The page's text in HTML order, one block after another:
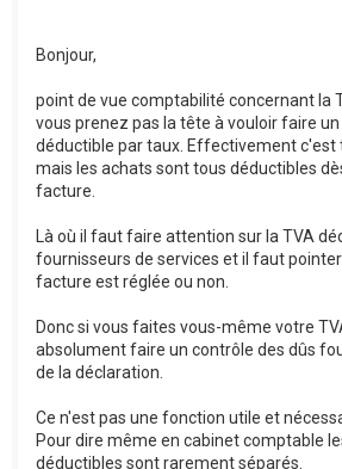
Bonjour,
point de vue comptabilité concernant la
vous prenez pas la tête à vouloir faire
déductible par taux. Effectivement c'est
mais les achats sont tous déductibles
facture.
Là où il faut faire attention sur la TVA
fournisseurs de services et il faut
facture est réglée ou non.
Donc si vous faites vous-même votre
absolument faire un contrôle des dûs
de la déclaration.
Ce n'est pas une fonction utile et
Pour dire même en cabinet comptable
déductibles sont rarement séparés.